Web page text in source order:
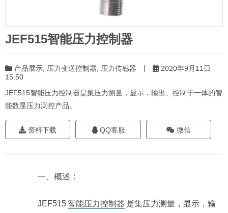
JEF515智能压力控制器
产品展示 压力变送控制器 压力传感器 |
2020年9月11日
15:50
JEF515智能压力控制器是集压力测量，显示，输出、控制于一体的智
能数显压力测控产品。
资料下载 QQ客服 微信
一、概述：
JEF515 智能压力控制器 是集压力测量，显示，输